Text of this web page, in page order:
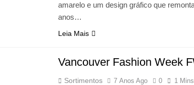
amarelo e um design gráfico que
anos…
Leia Mais
Vancouver Fashion Week
Sortimentos 7 Anos Ago 0 1 Mins